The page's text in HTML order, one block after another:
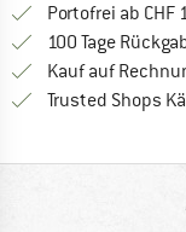
Portofrei ab CHF
100 Tage
Kauf auf
Trusted Shops